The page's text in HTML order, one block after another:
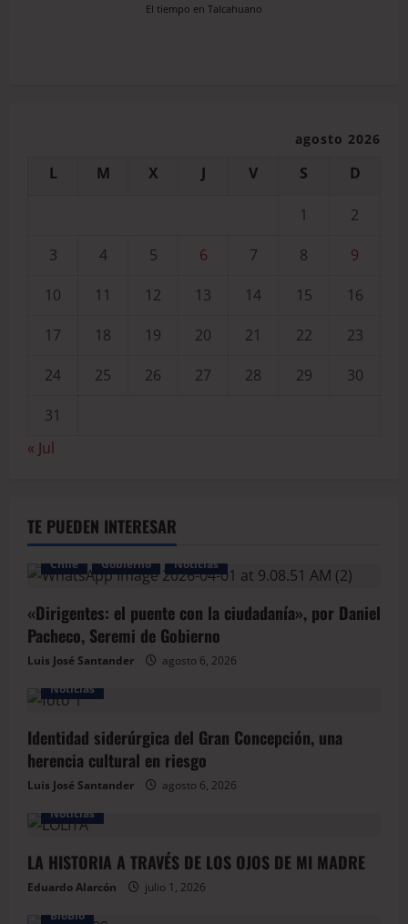
El tiempo en Talcahuano
agosto 2026
L M X J V S D
1
2
3
4 5 6 7 8
9
10
11 12 13 14 15
16
17
18 19 20 21 22
23
24
25 26 27 28 29
30
31
« Jul
TE PUEDEN INTERESAR
Chile Gobierno Noticias
«Dirigentes: el puente con la ciudadanía», por Daniel
Pacheco, Seremi de Gobierno
Luis José Santander
agosto 6, 2026
Noticias
Identidad siderúrgica del Gran Concepción, una
herencia cultural en riesgo
Luis José Santander
agosto 6, 2026
Noticias
LA HISTORIA A TRAVÉS DE LOS OJOS DE MI MADRE
Eduardo Alarcón
julio 1, 2026
BioBio